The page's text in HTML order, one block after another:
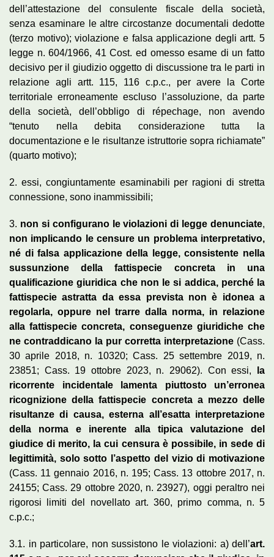
dell’attestazione del consulente fiscale della società,
senza esaminare le altre circostanze documentali dedotte
(terzo motivo); violazione e falsa applicazione degli artt. 5
legge n. 604/1966, 41 Cost. ed omesso esame di un fatto
decisivo per il giudizio oggetto di discussione tra le parti in
relazione agli artt. 115, 116 c.p.c., per avere la Corte
territoriale erroneamente escluso l’assoluzione, da parte
della società, dell’obbligo di répechage, non avendo
“tenuto nella debita considerazione tutta la
documentazione e le risultanze istruttorie sopra richiamate”
(quarto motivo);
2. essi, congiuntamente esaminabili per ragioni di stretta
connessione, sono inammissibili;
3. non si configurano le violazioni di legge denunciate,
non implicando le censure un problema interpretativo,
né di falsa applicazione della legge, consistente nella
sussunzione della fattispecie concreta in una
qualificazione giuridica che non le si addica, perché la
fattispecie astratta da essa prevista non è idonea a
regolarla, oppure nel trarre dalla norma, in relazione
alla fattispecie concreta, conseguenze giuridiche che
ne contraddicano la pur corretta interpretazione (Cass.
30 aprile 2018, n. 10320; Cass. 25 settembre 2019, n.
23851; Cass. 19 ottobre 2023, n. 29062). Con essi,
la
ricorrente incidentale lamenta piuttosto un’erronea
ricognizione della fattispecie concreta a mezzo delle
risultanze di causa, esterna all’esatta interpretazione
della norma e inerente alla tipica valutazione del
giudice di merito, la cui censura è possibile, in sede di
legittimità, solo sotto l’aspetto del vizio di motivazione
(Cass. 11 gennaio 2016, n. 195; Cass. 13 ottobre 2017, n.
24155; Cass. 29 ottobre 2020, n. 23927), oggi peraltro nei
rigorosi limiti del novellato art. 360, primo comma, n. 5
c.p.c.;
3.1. in particolare, non sussistono le violazioni: a) dell’art.